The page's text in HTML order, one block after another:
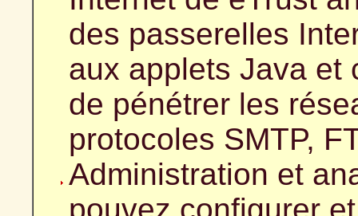
des passerelles
aux applets Java et
de pénétrer les
protocoles SMTP,
Administration et